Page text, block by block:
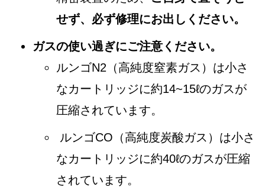
せず、必ず修理にお出しください。
ガスの使い過ぎにご注意ください。
ルンゴN2（高純度窒素ガス）は小さ
なカートリッジに約14~15ℓのガスが
圧縮されています。
ルンゴCO（高純度炭酸ガス）は小さ
なカートリッジに約40ℓのガスが圧縮
されています。